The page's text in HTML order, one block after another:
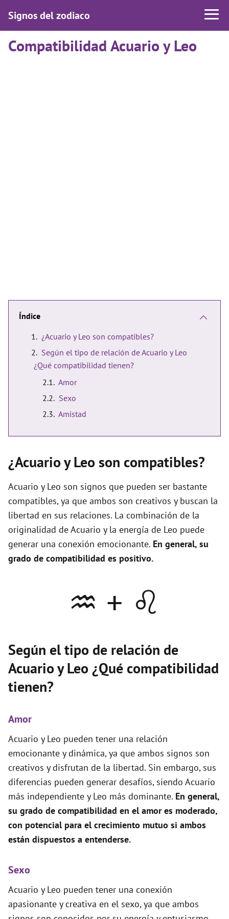
Signos del zodiaco
Compatibilidad Acuario y Leo
Índice
¿Acuario y Leo son compatibles?
Según el tipo de relación de Acuario y Leo
¿Qué compatibilidad tienen?
Amor
Sexo
Amistad
¿Acuario y Leo son compatibles?
Acuario y Leo son signos que pueden ser bastante
compatibles, ya que ambos son creativos y buscan la
libertad en sus relaciones. La combinación de la
originalidad de Acuario y la energía de Leo puede
generar una conexión emocionante. En general, su
grado de compatibilidad es positivo.
♒ + ♌
Según el tipo de relación de
Acuario y Leo ¿Qué compatibilidad
tienen?
Amor
Acuario y Leo pueden tener una relación
emocionante y dinámica, ya que ambos signos son
creativos y disfrutan de la libertad. Sin embargo, sus
diferencias pueden generar desafíos, siendo Acuario
más independiente y Leo más dominante. En general,
su grado de compatibilidad en el amor es moderado,
con potencial para el crecimiento mutuo si ambos
están dispuestos a entenderse.
Sexo
Acuario y Leo pueden tener una conexión
apasionante y creativa en el sexo, ya que ambos